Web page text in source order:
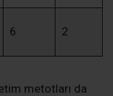
6 2
metotları da